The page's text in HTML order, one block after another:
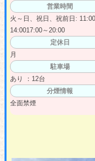
営業時間
火～日、祝日、祝前日:
14:0017:00～20:00
定休日
月
駐車場
あり ：12台
分煙情報
全面禁煙